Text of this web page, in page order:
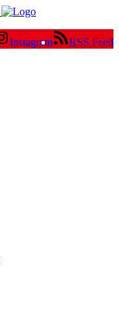
Instagram RSS Feed